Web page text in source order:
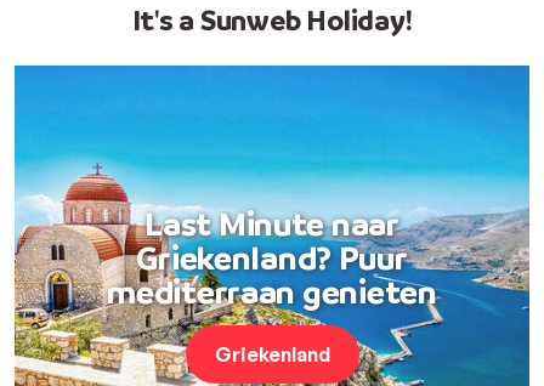
It's a Sunweb Holiday!
Last Minute naar
Griekenland? Puur
mediterraan genieten
Griekenland